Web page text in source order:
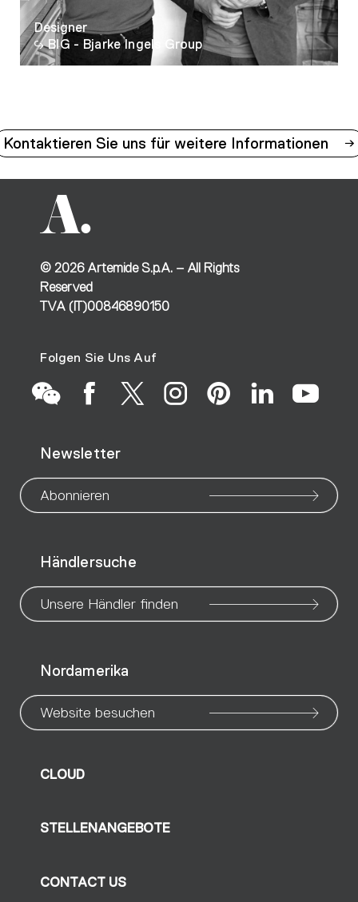
Designer
BIG - Bjarke Ingels Group
Kontaktieren Sie uns für weitere Informationen
© 2026Artemide S.p.A. – All Rights
Reserved
TVA (IT)00846890150
Folgen Sie Uns Auf
to
our
page
to
our
page
to
our
page
to
our
page
to
our
page
to
our
page
to
Newsletter
Abonnieren
Händlersuche
Unsere Händler finden
Nordamerika
Website besuchen
CLOUD
STELLENANGEBOTE
CONTACT US